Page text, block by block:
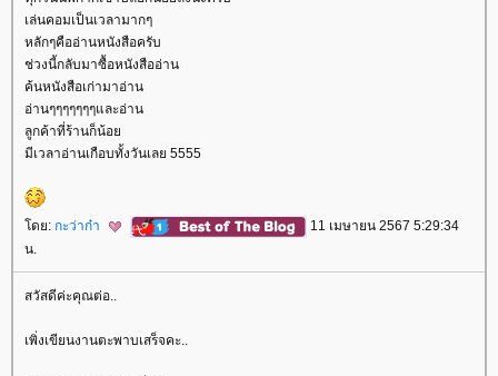
เล่นคอมเป็นเวลามากๆ
หลักๆคืออ่านหนังสือครับ
ช่วงนี้กลับมาซื้อหนังสืออ่าน
ค้นหนังสือเก่ามาอ่าน
อ่านๆๆๆๆๆๆๆและอ่าน
ลูกค้าที่ร้านก็น้อ
มีเวลาอ่านเกือบทั้งวันเลย 5555
ดย: กะว่าก๋า
11 เมษายน 2567 5:29:34
น.
สวัสดีค่ะคุณต่อ..
เพิ่งเขียนงานตะพาบเสร็จคะ..